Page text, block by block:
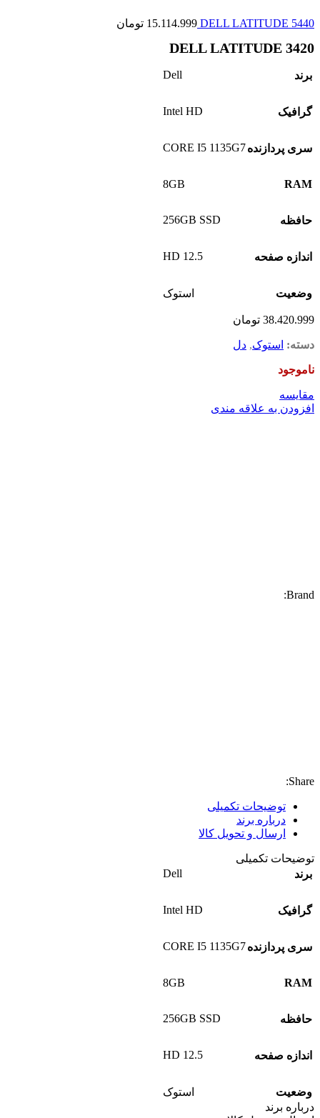
DELL LATITUDE 5440
15.114.999 تومان
DELL LATITUDE 3420
برند Dell
گرافیک Intel HD
سری پردازندهCORE I5 1135G7
RAM
8GB
حافظه 256GB SSD
اندازه صفحه 12.5 HD
وضعیت استوک
38.420.999 تومان
دسته: استوک, دل
ناموجود
مقايسه
افزودن به علاقه مندی
Brand:
Share:
توضیحات تکمیلی
درباره برند
ارسال و تحویل کالا
توضیحات تکمیلی
برند
Dell
گرافیک Intel HD
سری پردازندهCORE I5 1135G7
RAM
8GB
حافظه 256GB SSD
اندازه صفحه 12.5 HD
وضعیت
استوک
درباره برند